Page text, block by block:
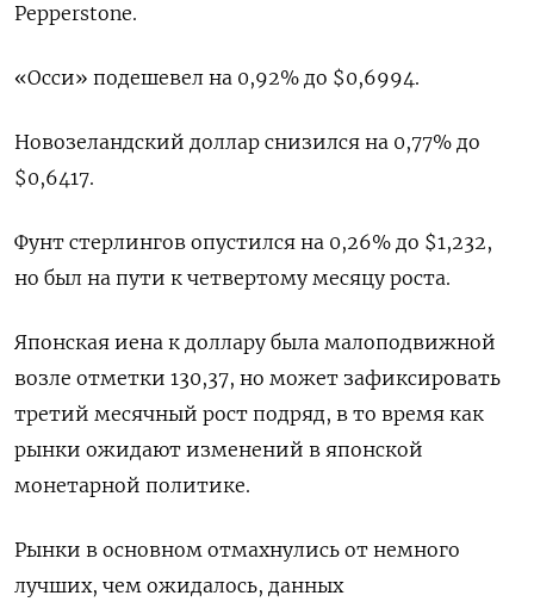
Pepperstone.
«Осси» подешевел на 0,92% до $0,6994​.
Новозеландский доллар снизился на 0,77% до
$0,6417​.
Фунт стерлингов опустился на 0,26% до $1,232​,
но был на пути к четвертому месяцу роста.
Японская иена к доллару была малоподвижной
возле отметки 130,37, но может зафиксировать
третий месячный рост подряд, в то время как
рынки ожидают изменений в японской
монетарной политике.
Рынки в основном отмахнулись от немного
лучших, чем ожидалось, данных